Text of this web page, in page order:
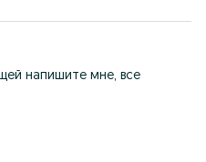
напишите мне, все